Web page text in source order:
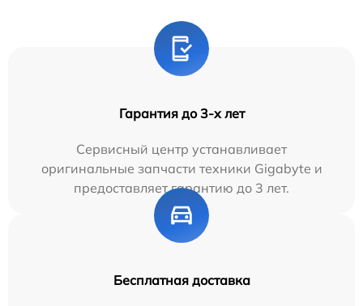
Гарантия до 3-х лет
Сервисный центр устанавливает
оригинальные запчасти техники Gigabyte и
предоставляет гарантию до 3 лет.
Бесплатная доставка